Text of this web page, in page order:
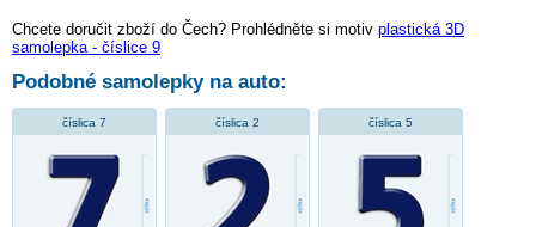
Chcete doručit zboží do Čech? Prohlédněte si motiv plastická 3D
samolepka - číslice 9
Podobné samolepky na auto:
číslica 7 číslica 2 číslica 5